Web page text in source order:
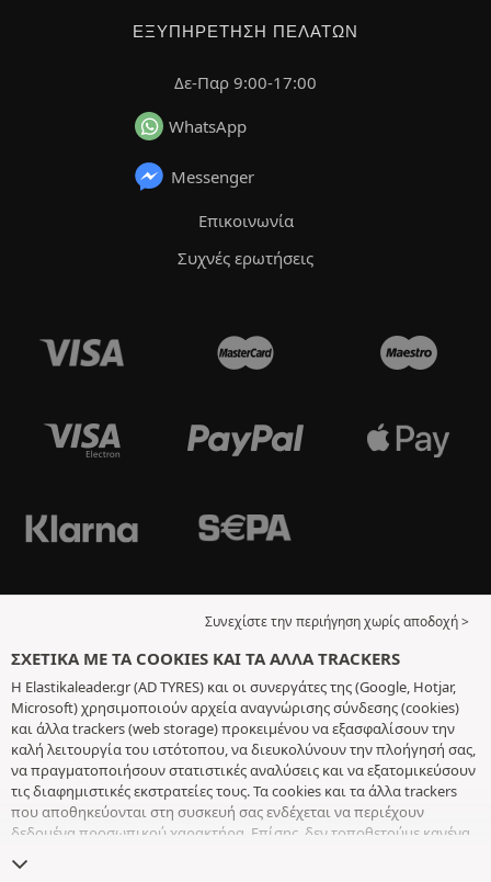
ΕΞΥΠΗΡΈΤΗΣΗ ΠΕΛΑΤΏΝ
Δε-Παρ 9:00-17:00
WhatsApp
Messenger
Επικοινωνία
Συχνές ερωτήσεις
Συνεχίστε την περιήγηση χωρίς αποδοχή >
ΣΧΕΤΙΚΆ ΜΕ ΤΑ COOKIES ΚΑΙ ΤΑ ΆΛΛΑ TRACKERS
Η Elastikaleader.gr (AD TYRES) και οι συνεργάτες της (Google, Hotjar,
Microsoft) χρησιμοποιούν αρχεία αναγνώρισης σύνδεσης (cookies)
και άλλα trackers (web storage) προκειμένου να εξασφαλίσουν την
καλή λειτουργία του ιστότοπου, να διευκολύνουν την πλοήγησή σας,
να πραγματοποιήσουν στατιστικές αναλύσεις και να εξατομικεύσουν
τις διαφημιστικές εκστρατείες τους. Τα cookies και τα άλλα trackers
που αποθηκεύονται στη συσκευή σας ενδέχεται να περιέχουν
δεδομένα προσωπικού χαρακτήρα. Επίσης, δεν τοποθετούμε κανένα
συγκατάθεσή σας, με εξαίρεση αυτά που είναι απαραίτητα για τη